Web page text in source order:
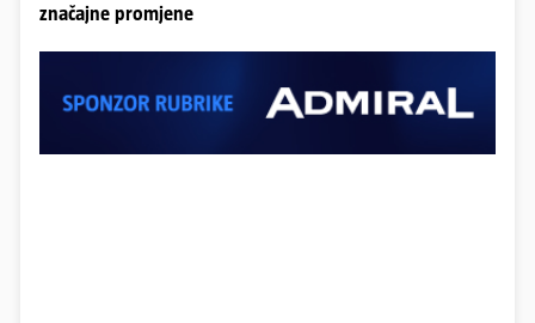
značajne promjene